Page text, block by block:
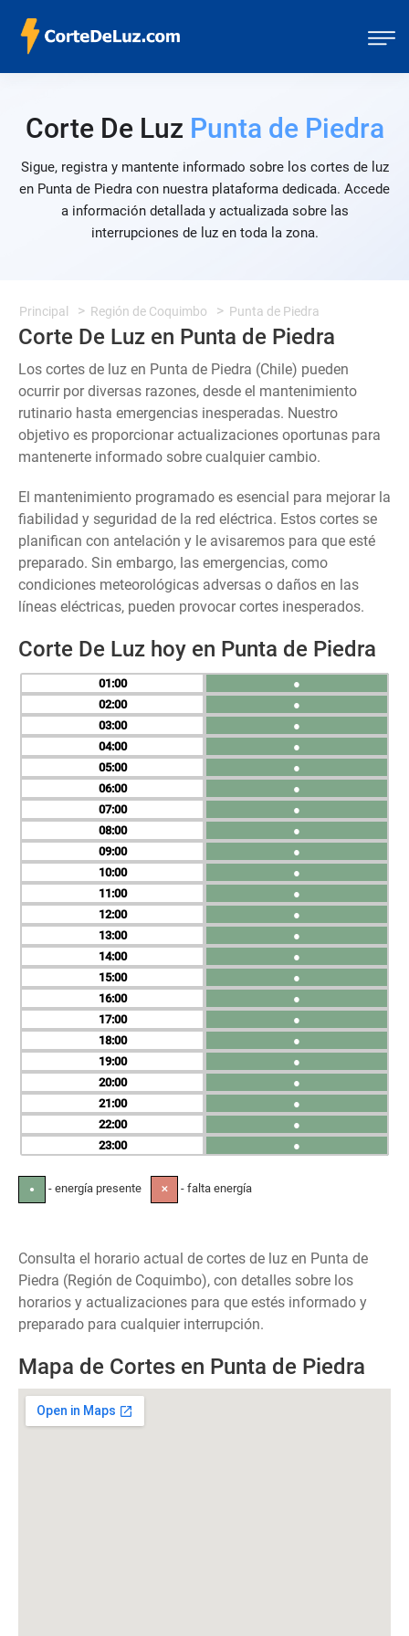
Corte De Luz Punta de Piedra
Sigue, registra y mantente informado sobre los cortes de luz
en Punta de Piedra con nuestra plataforma dedicada. Accede
a información detallada y actualizada sobre las
interrupciones de luz en toda la zona.
Principal Región de Coquimbo Punta de Piedra
Corte De Luz en Punta de Piedra
Los cortes de luz en Punta de Piedra (Chile) pueden
ocurrir por diversas razones, desde el mantenimiento
rutinario hasta emergencias inesperadas. Nuestro
objetivo es proporcionar actualizaciones oportunas para
mantenerte informado sobre cualquier cambio.
El mantenimiento programado es esencial para mejorar la
fiabilidad y seguridad de la red eléctrica. Estos cortes se
planifican con antelación y le avisaremos para que esté
preparado. Sin embargo, las emergencias, como
condiciones meteorológicas adversas o daños en las
líneas eléctricas, pueden provocar cortes inesperados.
Corte De Luz hoy en Punta de Piedra
01
02
03
04
05
06
07
08
09
10
11
12
13
14
15
16
17
18
19
20
21
22
23
●
●
●
●
●
●
●
●
●
●
●
●
●
●
●
●
●
●
●
●
●
●
●
● - energía presente ✕ - falta energía
Consulta el horario actual de cortes de luz en Punta de
Piedra (Región de Coquimbo), con detalles sobre los
horarios y actualizaciones para que estés informado y
preparado para cualquier interrupción.
Mapa de Cortes en Punta de Piedra